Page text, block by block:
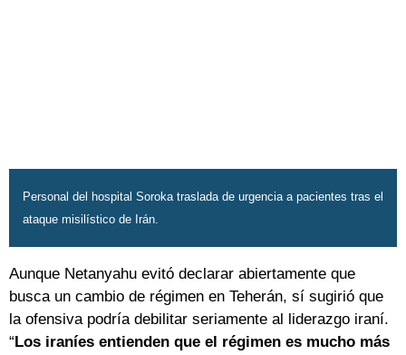
Personal del hospital Soroka traslada de urgencia a pacientes tras el
ataque misilístico de Irán.
Aunque Netanyahu evitó declarar abiertamente que
busca un cambio de régimen en Teherán, sí sugirió que
la ofensiva podría debilitar seriamente al liderazgo iraní.
“Los iraníes entienden que el régimen es mucho más